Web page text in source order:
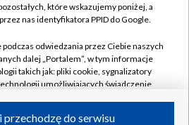
Pomoc
Kontakt
Kanały
które wskazujemy poniżej, a
nas identyfikatora PPID do Google.
odwiedzania przez Ciebie naszych
dalej „Portalem”, w tym informacje
takich jak: pliki cookie, sygnalizatory
umożliwiających świadczenie
przechodzę do serwisu